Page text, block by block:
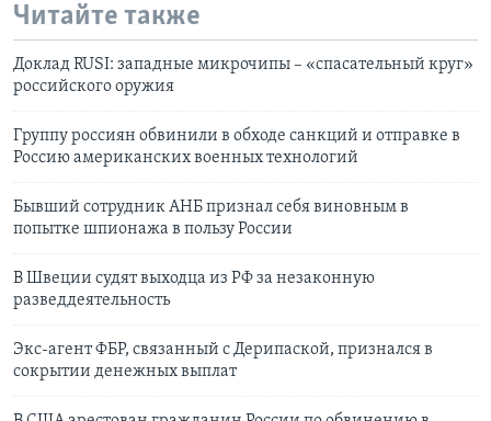
Читайте также
Доклад RUSI: западные микрочипы – «спасательный круг»
российского оружия
Группу россиян обвинили в обходе санкций и отправке в
Россию американских военных технологий
Бывший сотрудник АНБ признал себя виновным в
попытке шпионажа в пользу России
В Швеции судят выходца из РФ за незаконную
разведдеятельность
Экс-агент ФБР, связанный с Дерипаской, признался в
сокрытии денежных выплат